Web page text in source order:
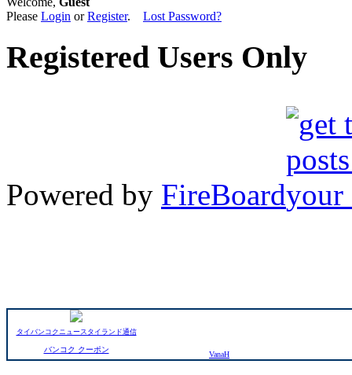
Please Login orRegister. Lost Password?
Registered Users Only
Powered by FireBoard
タイバンコクニュースタイランド通信
バンコク クーポン
VanaH